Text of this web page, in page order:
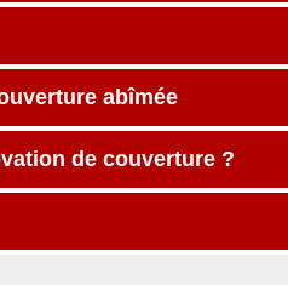
abîmée
de couverture ?